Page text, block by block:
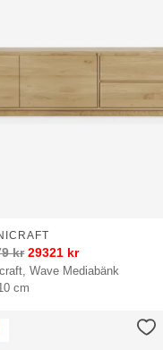
Wave Mediabänk
cm
kr 29321 kr